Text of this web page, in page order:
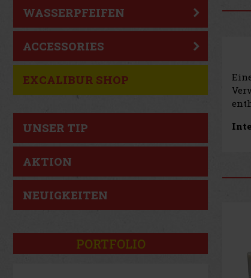
WASSERPFEIFEN
ACCESSORIES
EXCALIBUR SHOP
UNSER TIP
AKTION
NEUIGKEITEN
PORTFOLIO